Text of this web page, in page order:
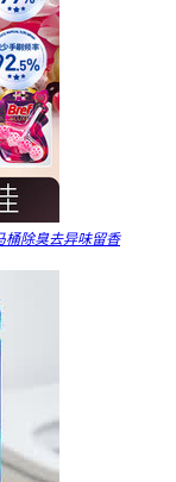
桶除臭去异味留香